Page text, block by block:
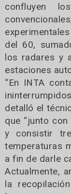
confluyen
del 60,
los radares y
estaciones
“En INTA
detalló el
que “junto
y consistir
temperaturas
a fin de darle
Actualmente,
la